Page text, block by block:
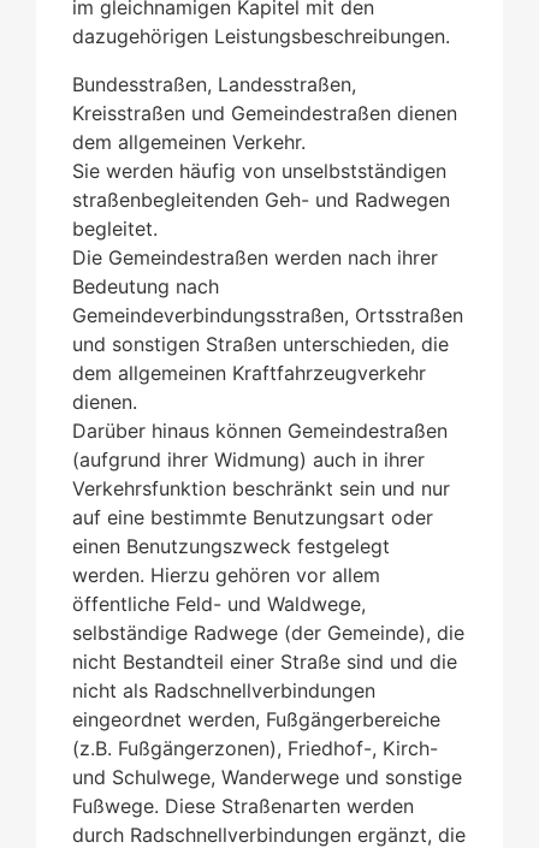
im gleichnamigen Kapitel mit den
dazugehörigen Leistungsbeschreibungen.
Bundesstraßen, Landesstraßen,
Kreisstraßen und Gemeindestraßen dienen
dem allgemeinen Verkehr.
Sie werden häufig von unselbstständigen
straßenbegleitenden Geh- und Radwegen
begleitet.
Die Gemeindestraßen werden nach ihrer
Bedeutung nach
Gemeindeverbindungsstraßen, Ortsstraßen
und sonstigen Straßen unterschieden, die
dem allgemeinen Kraftfahrzeugverkehr
dienen.
Darüber hinaus können Gemeindestraßen
(aufgrund ihrer Widmung) auch in ihrer
Verkehrsfunktion beschränkt sein und nur
auf eine bestimmte Benutzungsart oder
einen Benutzungszweck festgelegt
werden. Hierzu gehören vor allem
öffentliche Feld- und Waldwege,
selbständige Radwege (der Gemeinde), die
nicht Bestandteil einer Straße sind und die
nicht als Radschnellverbindungen
eingeordnet werden, Fußgängerbereiche
(z.B. Fußgängerzonen), Friedhof-, Kirch-
und Schulwege, Wanderwege und sonstige
Fußwege. Diese Straßenarten werden
durch Radschnellverbindungen ergänzt, die